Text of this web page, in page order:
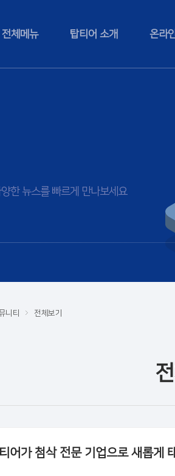
전체메뉴 탑티어 소개 온라
한 뉴스를 빠르게 만나보세요
니티 전체보기
어가 첨삭 전문 기업으로 새롭게